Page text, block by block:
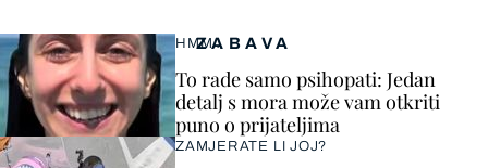
ZABAVA
HMM…
To rade samo psihopati: Jedan
detalj s mora može vam otkriti
puno o prijateljima
ZAMJERATE LI JOJ?